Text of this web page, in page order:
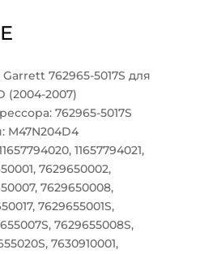
762965-5017S для
(2004-2007)
762965-5017S
M47N204D4
11657794021,
7629650002,
7629650008,
7629655001S,
7629655008S,
7630910001,